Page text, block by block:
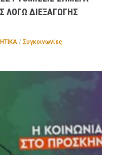
ΛΟΓΩ ΔΙΕΞΑΓΩΓΗΣ
/ Συγκοινωνίες